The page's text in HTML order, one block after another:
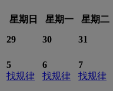
星期日 星期一 星期二
29
30 31
5
找规律
6
找规律
7
找规律